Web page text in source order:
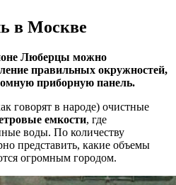
в Москве
Люберцы можно
правильных окружностей,
приборную панель.
говорят в народе) очистные
емкости, где
воды. По количеству
представить, какие объемы
огромным городом.